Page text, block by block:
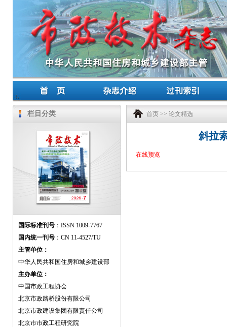
栏目分类
国际标准刊号 ：ISSN 1009-7767
国内统一刊号 ：CN 11-4527/TU
主管单位：
中华人民共和国住房和城乡建设部
主办单位：
中国市政工程协会
北京市政路桥股份有限公司
北京市政建设集团有限责任公司
北京市市政工程研究院
首页 >> 论文精选
斜拉
在线预览